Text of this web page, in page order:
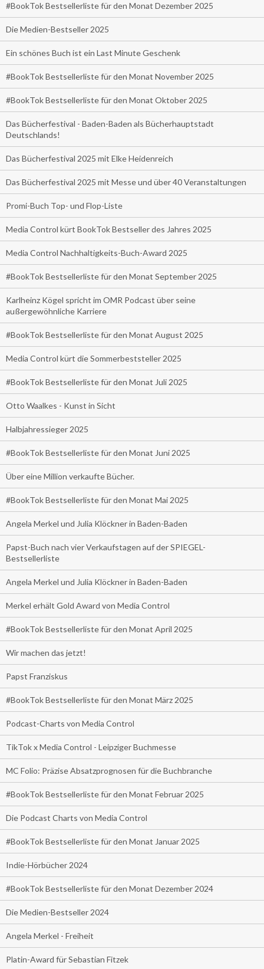
#BookTok Bestsellerliste für den Monat Dezember 2025
Die Medien-Bestseller 2025
Ein schönes Buch ist ein Last Minute Geschenk
#BookTok Bestsellerliste für den Monat November 2025
#BookTok Bestsellerliste für den Monat Oktober 2025
Das Bücherfestival - Baden-Baden als Bücherhauptstadt
Deutschlands!
Das Bücherfestival 2025 mit Elke Heidenreich
Das Bücherfestival 2025 mit Messe und über 40 Veranstaltungen
Promi-Buch Top- und Flop-Liste
Media Control kürt BookTok Bestseller des Jahres 2025
Media Control Nachhaltigkeits-Buch-Award 2025
#BookTok Bestsellerliste für den Monat September 2025
Karlheinz Kögel spricht im OMR Podcast über seine
außergewöhnliche Karriere
#BookTok Bestsellerliste für den Monat August 2025
Media Control kürt die Sommerbeststeller 2025
#BookTok Bestsellerliste für den Monat Juli 2025
Otto Waalkes - Kunst in Sicht
Halbjahressieger 2025
#BookTok Bestsellerliste für den Monat Juni 2025
Über eine Million verkaufte Bücher.
#BookTok Bestsellerliste für den Monat Mai 2025
Angela Merkel und Julia Klöckner in Baden-Baden
Papst-Buch nach vier Verkaufstagen auf der SPIEGEL-
Bestsellerliste
Angela Merkel und Julia Klöckner in Baden-Baden
Merkel erhält Gold Award von Media Control
#BookTok Bestsellerliste für den Monat April 2025
Wir machen das jetzt!
Papst Franziskus
#BookTok Bestsellerliste für den Monat März 2025
Podcast-Charts von Media Control
TikTok x Media Control - Leipziger Buchmesse
MC Folio: Präzise Absatzprognosen für die Buchbranche
#BookTok Bestsellerliste für den Monat Februar 2025
Die Podcast Charts von Media Control
#BookTok Bestsellerliste für den Monat Januar 2025
Indie-Hörbücher 2024
#BookTok Bestsellerliste für den Monat Dezember 2024
Die Medien-Bestseller 2024
Angela Merkel - Freiheit
Platin-Award für Sebastian Fitzek